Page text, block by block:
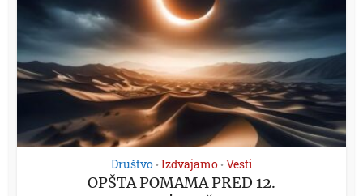
Društvo • Izdvajamo • Vesti
OPŠTA POMAMA PRED 12.